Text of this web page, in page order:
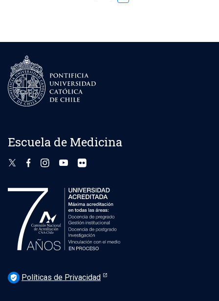
Escuela de Medicina
verified_user Políticas de Privacidad